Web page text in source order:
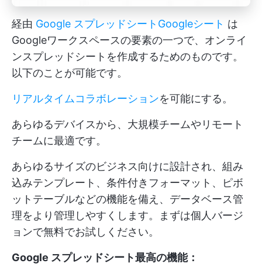
経由 Google スプレッドシート Googleシート は
Googleワークスペースの要素の一つで、オンライ
ンスプレッドシートを作成するためのものです。
以下のことが可能です。
リアルタイムコラボレーションを可能にする。
あらゆるデバイスから、大規模チームやリモート
チームに最適です。
あらゆるサイズのビジネス向けに設計され、組み
込みテンプレート、条件付きフォーマット、ピボ
ットテーブルなどの機能を備え、データベース管
理をより管理しやすくします。まずは個人バージ
ョンで無料でお試しください。
Google スプレッドシート最高の機能：